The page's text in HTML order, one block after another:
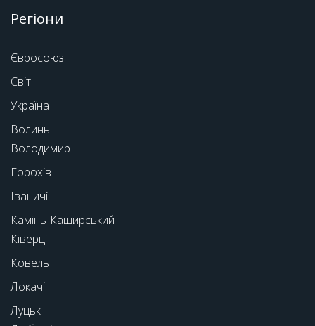
Регіони
Євросоюз
Світ
Україна
Волинь
Володимир
Горохів
Іваничі
Камінь-Каширський
Ківерці
Ковель
Локачі
Луцьк